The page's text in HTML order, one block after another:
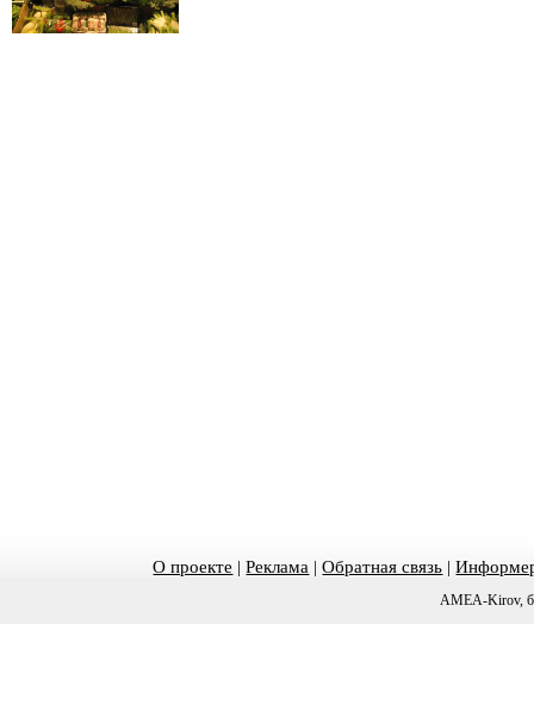
О проекте |Реклама |Обратная связь |
AMEA-Kirov,